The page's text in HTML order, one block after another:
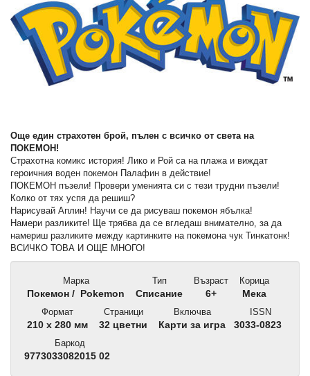
Още един страхотен брой, пълен с всичко от света на
ПОКЕМОН!
Страхотна комикс история! Лико и Рой са на плажа и виждат
героичния воден покемон Палафин в действие!
ПОКЕМОН пъзели! Провери уменията си с тези трудни пъзели!
Колко от тях успя да решиш?
Нарисувай Аплин! Научи се да рисуваш покемон ябълка!
Намери разликите! Ще трябва да се вгледаш внимателно, за да
намериш разликите между картинките на покемона чук Тинкатонк!
ВСИЧКО ТОВА И ОЩЕ МНОГО!
Марка
Покемон / Pokemon
Тип
Списание
Възраст
6+
Корица
Мека
Формат
210 x 280 мм
Страници
32 цветни
Включва
Карти за игра
ISSN
3033-0823
Баркод
9773033082015 02